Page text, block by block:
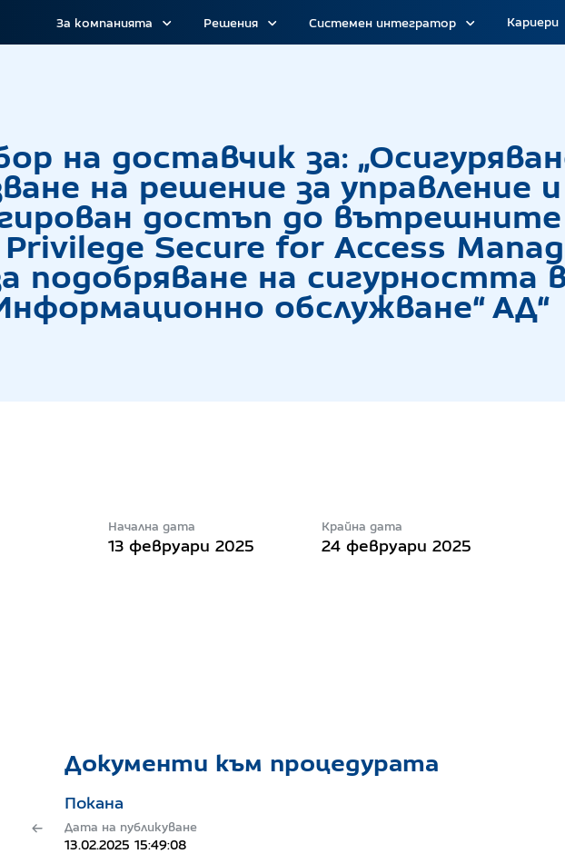
За компанията Решения Системен интегратор Кариери
на доставчик за:
на решение за управление
достъп до
Secure for Access
подобряване на сигурността
обслужване“ АД“
Начална дата
13 февруари 2025
Крайна дата
24 февруари 2025
Документи към процедурата
Покана
Дата на публикуване
13.02.2025 15:49:08